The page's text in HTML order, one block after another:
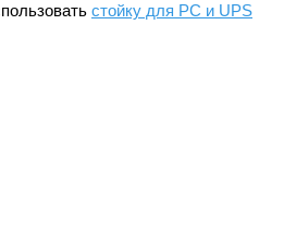
стойку для PС и UPS